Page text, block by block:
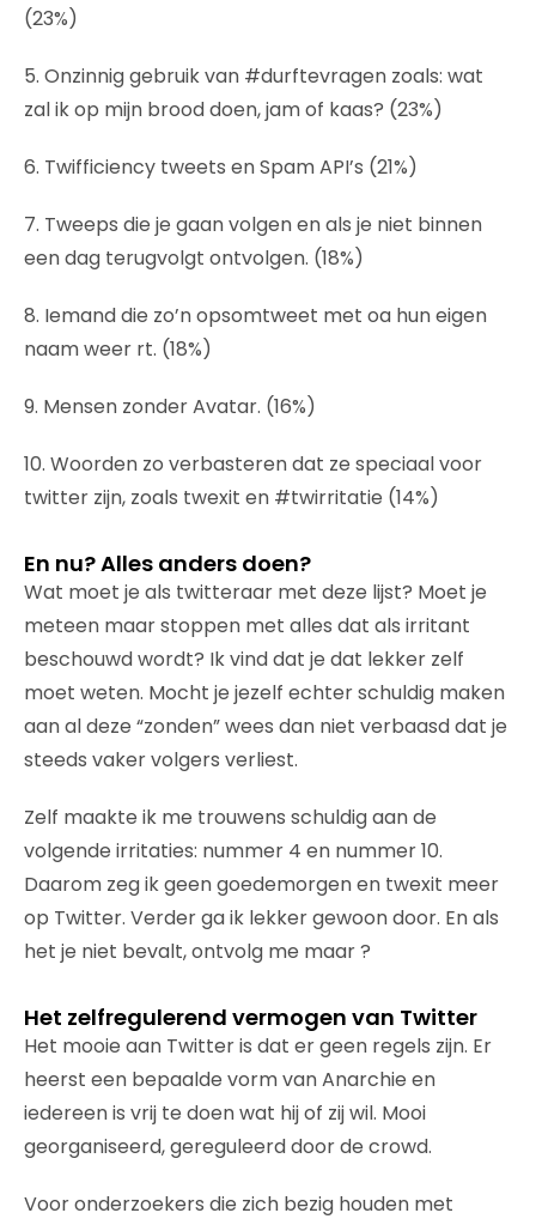
(23%)
5. Onzinnig gebruik van #durftevragen zoals: wat
zal ik op mijn brood doen, jam of kaas? (23%)
6. Twifficiency tweets en Spam API’s (21%)
7. Tweeps die je gaan volgen en als je niet binnen
een dag terugvolgt ontvolgen. (18%)
8. Iemand die zo’n opsomtweet met oa hun eigen
naam weer rt. (18%)
9. Mensen zonder Avatar. (16%)
10. Woorden zo verbasteren dat ze speciaal voor
twitter zijn, zoals twexit en #twirritatie (14%)
En nu? Alles anders doen?
Wat moet je als twitteraar met deze lijst? Moet je
meteen maar stoppen met alles dat als irritant
beschouwd wordt? Ik vind dat je dat lekker zelf
moet weten. Mocht je jezelf echter schuldig maken
aan al deze “zonden” wees dan niet verbaasd dat je
steeds vaker volgers verliest.
Zelf maakte ik me trouwens schuldig aan de
volgende irritaties: nummer 4 en nummer 10.
Daarom zeg ik geen goedemorgen en twexit meer
op Twitter. Verder ga ik lekker gewoon door. En als
het je niet bevalt, ontvolg me maar ?
Het zelfregulerend vermogen van Twitter
Het mooie aan Twitter is dat er geen regels zijn. Er
heerst een bepaalde vorm van Anarchie en
iedereen is vrij te doen wat hij of zij wil. Mooi
georganiseerd, gereguleerd door de crowd.
Voor onderzoekers die zich bezig houden met